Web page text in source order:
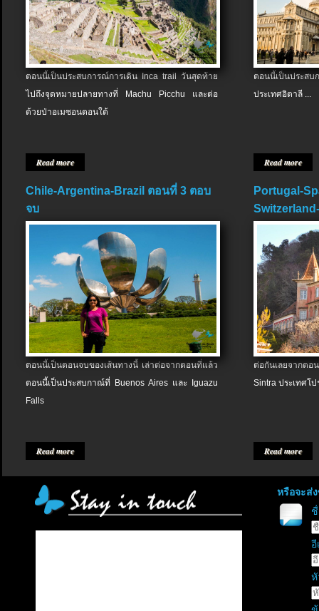
ตอนนี้เป็นประสบการณ์การเดิน Inca trail วันสุดท้าย
ไปถึงจุดหมายปลายทางที่ Machu Picchu และต่อ
ด้วยป่าอเมซอนตอนใต้
Read more
ตอนนี้เป็นประส
ประเทศอิตาลี ...
Read more
Chile-Argentina-Brazil ตอนที่ 3 ตอบ
จบ
ตอนนี้เป็นตอนจบของเส้นทางนี้ เล่าต่อจากตอนที่แล้ว
ตอนนี้เป็นประสบกาณ์ที่ Buenos Aires และ Iguazu
Falls
Read more
Portugal-
ต่อกันเลยจากต
Sintra ประเทศโป
Read more
หรือจะส่
อี
หั